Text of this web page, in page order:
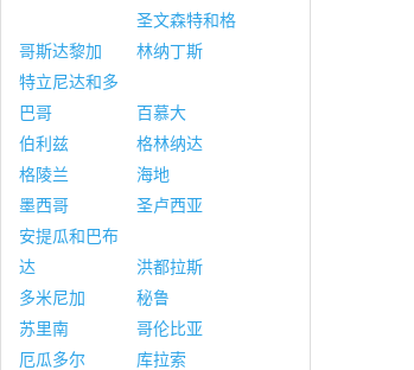
哥斯达黎加
圣文森特和格
林纳丁斯
特立尼达和多
巴哥
百慕大
伯利兹
格林纳达
格陵兰
海地
墨西哥
圣卢西亚
安提瓜和巴布
达
洪都拉斯
多米尼加
秘鲁
苏里南
哥伦比亚
厄瓜多尔
库拉索